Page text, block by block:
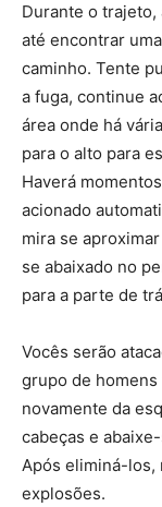
Durante o trajeto,
até encontrar
caminho. Tente
a fuga, continue
área onde há
para o alto para
Haverá
acionado
mira se
se abaixado no
para a parte de
Vocês serão
grupo de
novamente da
cabeças e
Após eliminá-los,
explosões.